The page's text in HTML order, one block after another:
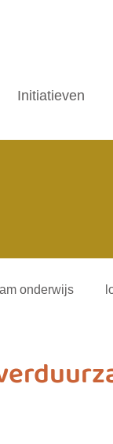
Initiatieven
onderwijs